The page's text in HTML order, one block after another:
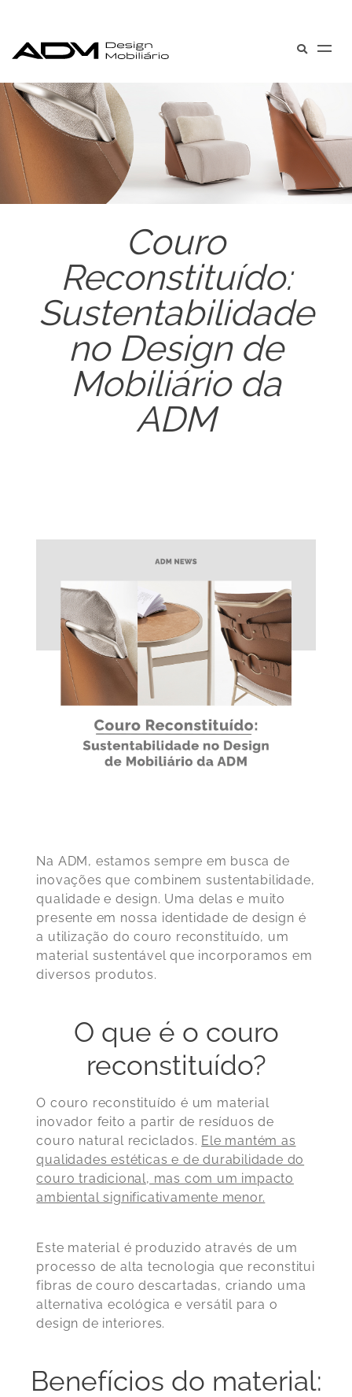
Couro
Reconstituído:
Sustentabilidade
no Design de
Mobiliário da
ADM
Na ADM, estamos sempre em busca de
inovações que combinem sustentabilidade,
qualidade e design. Uma delas e muito
presente em nossa identidade de design é
a utilização do couro reconstituído, um
material sustentável que incorporamos em
diversos produtos.
O que é o couro
reconstituído?
O couro reconstituído é um material
inovador feito a partir de resíduos de
couro natural reciclados. Ele mantém as
qualidades estéticas e de durabilidade do
couro tradicional, mas com um impacto
ambiental significativamente menor.
Este material é produzido através de um
processo de alta tecnologia que reconstitui
fibras de couro descartadas, criando uma
alternativa ecológica e versátil para o
design de interiores.
Benefícios do material: